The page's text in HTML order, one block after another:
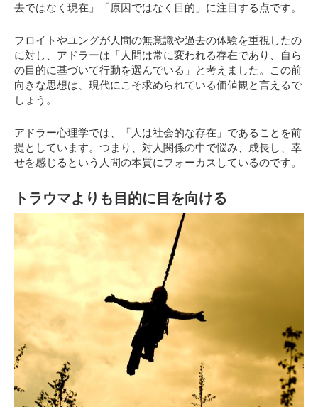
去ではなく現在」「原因ではなく目的」に注目する点です。
フロイトやユングが人間の無意識や過去の体験を重視したの
に対し、アドラーは「人間は常に変われる存在であり、自ら
の目的に基づいて行動を選んでいる」と考えました。この前
向きな思想は、現代にこそ求められている価値観と言えるで
しょう。
アドラー心理学では、「人は社会的な存在」であることを前
提としています。つまり、対人関係の中で悩み、成長し、幸
せを感じるという人間の本質にフォーカスしているのです。
トラウマよりも目的に目を向ける